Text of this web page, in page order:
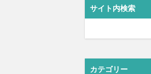
サイト内検索
カテゴリー